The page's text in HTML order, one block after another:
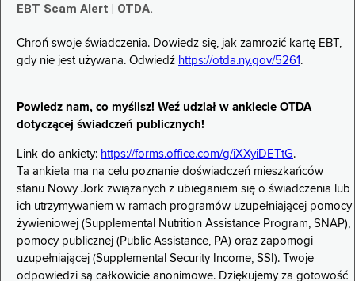
EBT Scam Alert | OTDA.
Chroń swoje świadczenia. Dowiedz się, jak zamrozić kartę EBT,
gdy nie jest używana. Odwiedź https://otda.ny.gov/5261 .
Powiedz nam, co myślisz! Weź udział w ankiecie OTDA
dotyczącej świadczeń publicznych!
Link do ankiety: https://forms.office.com/g/iXXyiDETtG.
Ta ankieta ma na celu poznanie doświadczeń mieszkańców
stanu Nowy Jork związanych z ubieganiem się o świadczenia lub
ich utrzymywaniem w ramach programów uzupełniającej pomocy
żywieniowej (Supplemental Nutrition Assistance Program, SNAP),
pomocy publicznej (Public Assistance, PA) oraz zapomogi
uzupełniającej (Supplemental Security Income, SSI). Twoje
odpowiedzi są całkowicie anonimowe. Dziękujemy za gotowość